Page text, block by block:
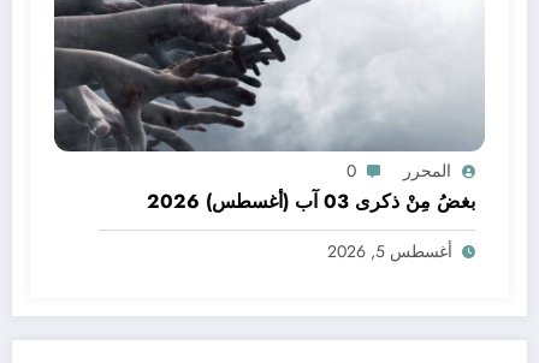
المحرر 0
بغضُ مِنْ ذكرى 03 آب (أغسطس) 2026
أغسطس 5, 2026